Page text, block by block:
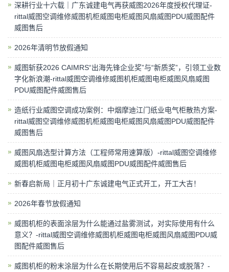
深耕行业十六载｜广东诚建电气再获威图2026年度授权代理证-
rittal威图空调维修威图机柜威图电柜威图风扇威图PDU威图配件
威图售后
2026年清明节放假通知
威图斩获2026 CAIMRS“出海先锋企业奖”与“新质奖”，引领工业数
字化新浪潮-rittal威图空调维修威图机柜威图电柜威图风扇威图
PDU威图配件威图售后
造纸行业威图空调成功案例：中烟摩迪江门纸业电气柜散热方案-
rittal威图空调维修威图机柜威图电柜威图风扇威图PDU威图配件
威图售后
威图风扇选型计算方法（工程师常用速算版）-rittal威图空调维修
威图机柜威图电柜威图风扇威图PDU威图配件威图售后
新春启新局｜正月初十广东诚建电气正式开工，开工大吉！
2026年春节放假通知
威图机柜的表面涂层为什么能通过盐雾测试，对实际使用有什么
意义？-rittal威图空调维修威图机柜威图电柜威图风扇威图PDU威
图配件威图售后
威图机柜的粉末涂层为什么在长期使用后不容易起皮或脱落？-